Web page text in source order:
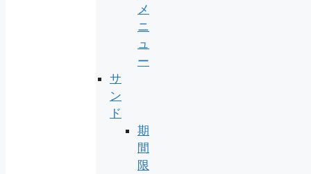
メ
ニ
ュ
ー
サ
ン
ド
期
間
限